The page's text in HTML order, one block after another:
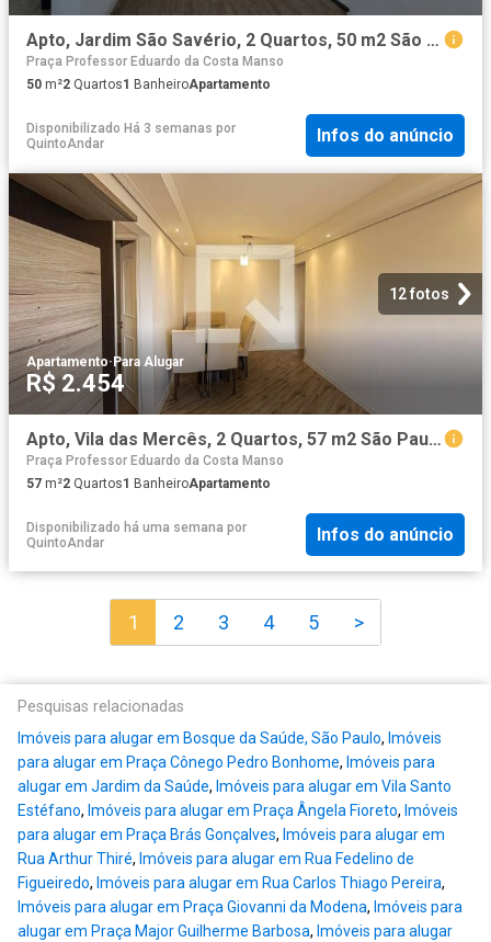
Apto, Jardim São Savério, 2 Quartos, 50 m2 São Paulo
Praça Professor Eduardo da Costa Manso
50 m²2 Quartos1 BanheiroApartamento
Disponibilizado Há 3 semanas por
QuintoAndar
Infos do anúncio
12 fotos
Apartamento·Para Alugar
R$ 2.454
Apto, Vila das Mercês, 2 Quartos, 57 m2 São Paulo
Praça Professor Eduardo da Costa Manso
57 m²2 Quartos1 BanheiroApartamento
Disponibilizado há uma semana por
QuintoAndar
Infos do anúncio
1 2 3 4 5 >
Pesquisas relacionadas
Imóveis para alugar em Bosque da Saúde, São Paulo, Imóveis
para alugar em Praça Cônego Pedro Bonhome, Imóveis para
alugar em Jardim da Saúde, Imóveis para alugar em Vila Santo
Estéfano, Imóveis para alugar em Praça Ângela Fioreto, Imóveis
para alugar em Praça Brás Gonçalves, Imóveis para alugar em
Rua Arthur Thiré, Imóveis para alugar em Rua Fedelino de
Figueiredo, Imóveis para alugar em Rua Carlos Thiago Pereira,
Imóveis para alugar em Praça Giovanni da Modena, Imóveis para
alugar em Praça Major Guilherme Barbosa, Imóveis para alugar